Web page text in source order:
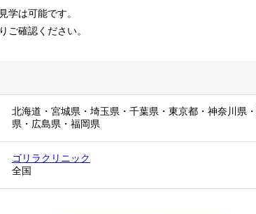
学は可能です。
ご確認ください。
北海道 ・ 宮城県 ・ 埼玉県 ・ 千葉県 ・ 東京都 ・ 神奈川県 ・
県 ・ 広島県 ・ 福岡県
ゴリラクリニック
全国